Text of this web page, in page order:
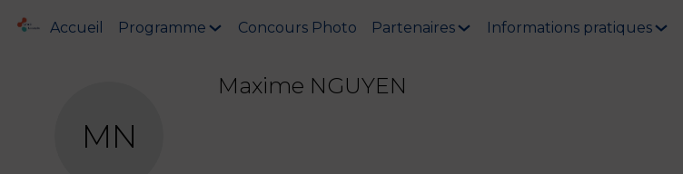
Accueil Programme Concours Photo Partenaires Informations pratiques
MN
Maxime NGUYEN